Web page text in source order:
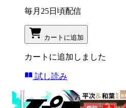
毎月25日頃配信
カートに追加
カートに追加しました
試し読み